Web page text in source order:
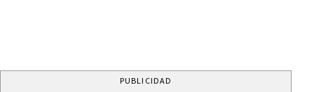
PUBLICIDAD